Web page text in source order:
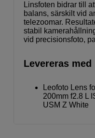
Linsfoten bidrar till
balans, särskilt vid
telezoomar.
stabil
vid precisionsfoto,
Levereras med
Leofoto Lens
200mm f2.8 L
USM Z White